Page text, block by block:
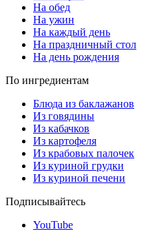
На обед
На ужин
На каждый день
На праздничный стол
На день рождения
По ингредиентам
Блюда из баклажанов
Из говядины
Из кабачков
Из картофеля
Из крабовых палочек
Из куриной грудки
Из куриной печени
Подписывайтесь
YouTube